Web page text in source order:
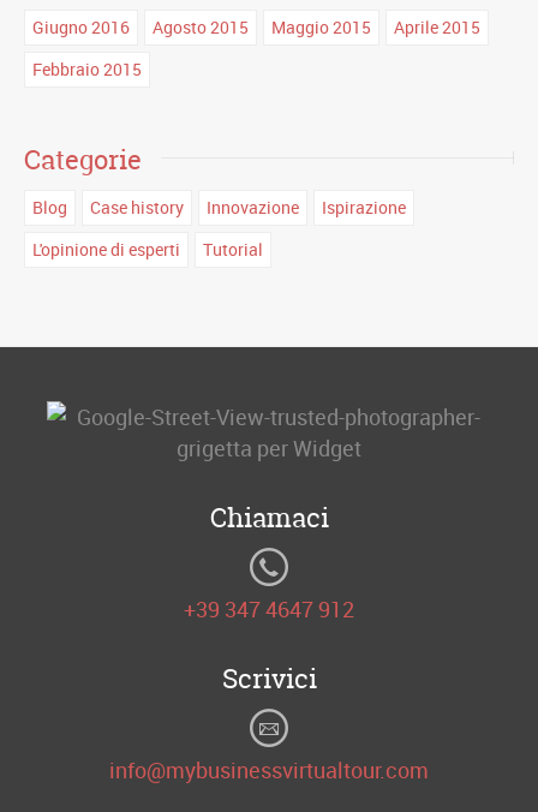
Giugno 2016 Agosto 2015 Maggio 2015
Aprile 2015
Febbraio 2015
Categorie
Blog Case history Innovazione
Ispirazione
L'opinione di esperti
Tutorial
Chiamaci
+39 347 4647 912
Scrivici
info@mybusinessvirtualtour.com